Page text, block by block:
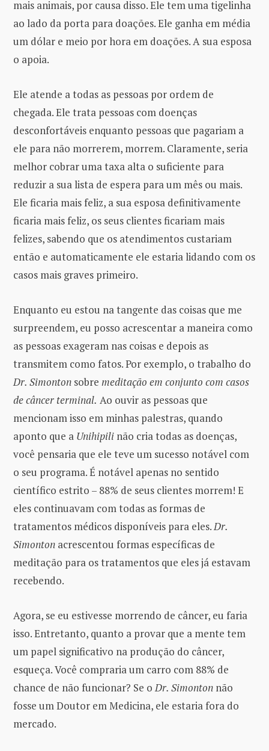
mais animais, por causa disso. Ele tem uma tigelinha
ao lado da porta para doações. Ele ganha em média
um dólar e meio por hora em doações. A sua esposa
o apoia.
Ele atende a todas as pessoas por ordem de
chegada. Ele trata pessoas com doenças
desconfortáveis ​​enquanto pessoas que pagariam a
ele para não morrerem, morrem. Claramente, seria
melhor cobrar uma taxa alta o suficiente para
reduzir a sua lista de espera para um mês ou mais.
Ele ficaria mais feliz, a sua esposa definitivamente
ficaria mais feliz, os seus clientes ficariam mais
felizes, sabendo que os atendimentos custariam
então e automaticamente ele estaria lidando com os
casos mais graves primeiro.
Enquanto eu estou na tangente das coisas que me
surpreendem, eu posso acrescentar a maneira como
as pessoas exageram nas coisas e depois as
transmitem como fatos. Por exemplo, o trabalho do
Dr. Simonton sobre meditação em conjunto com casos
de câncer terminal. Ao ouvir as pessoas que
mencionam isso em minhas palestras, quando
aponto que a Unihipili não cria todas as doenças,
você pensaria que ele teve um sucesso notável com
o seu programa. É notável apenas no sentido
científico estrito – 88% de seus clientes morrem! E
eles continuavam com todas as formas de
tratamentos médicos disponíveis para eles.Dr.
Simonton acrescentou formas específicas de
meditação para os tratamentos que eles já estavam
recebendo.
Agora, se eu estivesse morrendo de câncer, eu faria
isso. Entretanto, quanto a provar que a mente tem
um papel significativo na produção do câncer,
esqueça. Você compraria um carro com 88% de
chance de não funcionar? Se oDr. Simonton não
fosse um Doutor em Medicina, ele estaria fora do
mercado.